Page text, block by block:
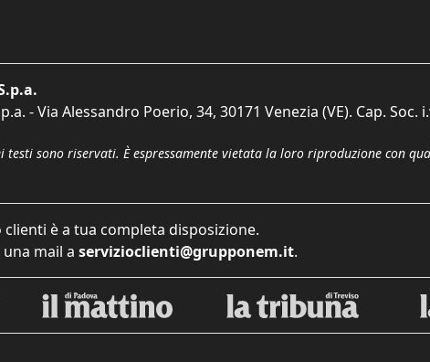
- Via Alessandro Poerio, 34, 30171 Venezia (VE). Cap. Soc.
sono riservati. È espressamente vietata la loro riproduzione con
è a tua completa disposizione.
mail a servizioclienti@grupponem.it.